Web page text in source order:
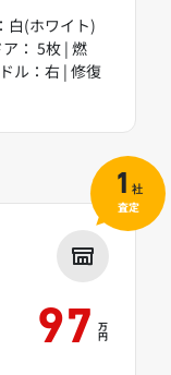
白(ホワイト)
： 5枚 | 燃
ル：右 | 修復
97 万
円
1 社
査定